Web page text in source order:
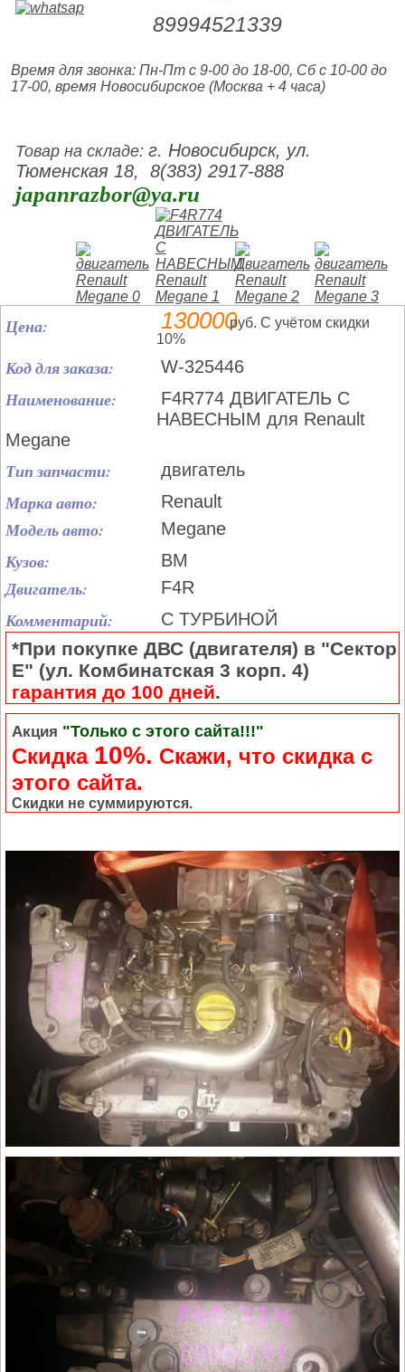
89994521339
Время для звонка: Пн-Пт с 9-00 до 18-00, Сб с 10-00 до
17-00, время Новосибирское (Москва + 4 часа)
Товар на складе:г. Новосибирск, ул.
Тюменская 18, 8(383) 2917-888
japanrazbor@ya.ru
Цена: 130000руб. С учётом скидки
10%
Код для заказа: W-325446
Наименование:
F4R774 ДВИГАТЕЛЬ С
НАВЕСНЫМ для Renault
Megane
Тип запчасти: двигатель
Марка авто: Renault
Модель авто: Megane
Кузов: BM
Двигатель: F4R
Комментарий: С ТУРБИНОЙ
*При покупке ДВС (двигателя) в "Сектор
Е" (ул. Комбинатская 3 корп. 4)
гарантия до 100 дней.
Акция "Только с этого сайта!!!"
Скидка 10%. Cкажи, что скидка с
этого сайта.
Скидки не суммируются.